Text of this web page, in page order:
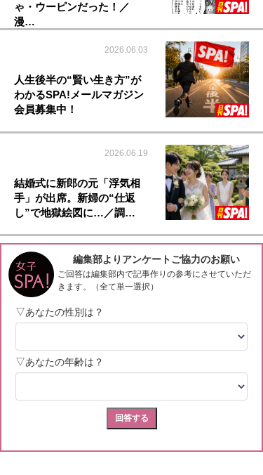
ゃ・ウーピンだった！／
漫…
2026.06.03
人生後半の“賢い生き方”が
わかるSPA!メールマガジン
会員募集中！
2026.06.19
結婚式に新郎の元「浮気相
手」が出席。新婦の“仕返
し”で地獄絵図に…／調…